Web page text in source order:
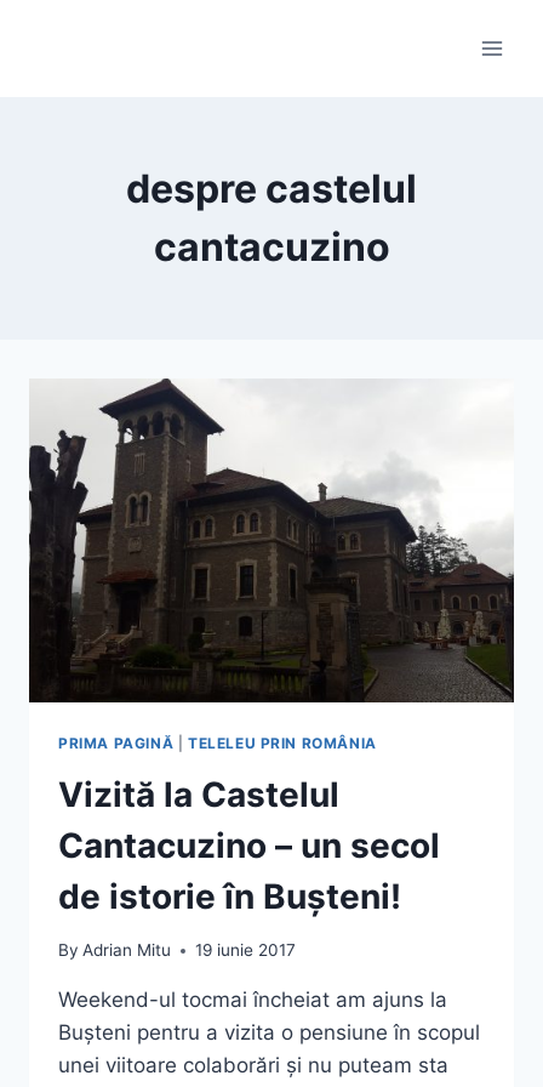
despre castelul
cantacuzino
PRIMA PAGINĂ TELELEU PRIN ROMÂNIA
Vizită la Castelul
Cantacuzino – un secol
de istorie în Bușteni!
By Adrian Mitu 19 iunie 2017
Weekend-ul tocmai încheiat am ajuns la
Bușteni pentru a vizita o pensiune în scopul
unei viitoare colaborări și nu puteam sta